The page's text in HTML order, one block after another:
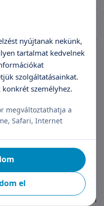
amit mi alapítók
itt minden és mindenki azért
szülészet esetén az
légy alázatos a
szemben. Legalább
kell tekintenie a
az
környezetemben már a
ezt az orvosi feudalista
láttam, hogy mit nem
nyújtanak nekünk,
tartalmat kedvelnek
szolgáltatásainkat.
személyhez.
megváltoztathatja a
Safari, Internet
el